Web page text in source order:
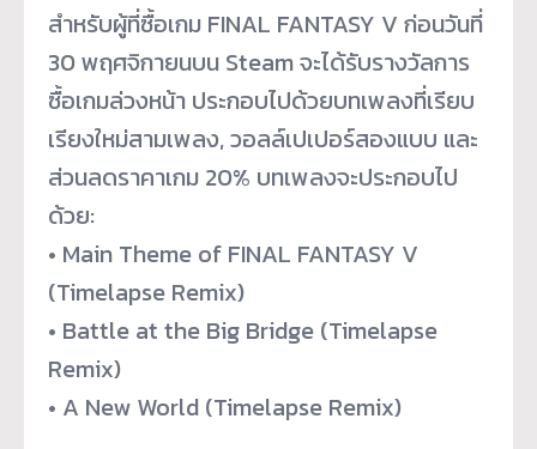
สำหรับผู้ที่ซื้อเกม FINAL FANTASY V ก่อนวันที่
30 พฤศจิกายนบน Steam จะได้รับรางวัลการ
ซื้อเกมล่วงหน้า ประกอบไปด้วยบทเพลงที่เรียบ
เรียงใหม่สามเพลง, วอลล์เปเปอร์สองแบบ และ
ส่วนลดราคาเกม 20% บทเพลงจะประกอบไป
ด้วย:
• Main Theme of FINAL FANTASY V
(Timelapse Remix)
• Battle at the Big Bridge (Timelapse
Remix)
• A New World (Timelapse Remix)